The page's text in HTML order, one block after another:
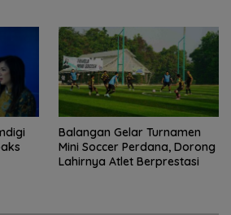
Balangan Gelar Turnamen
Mini Soccer Perdana, Dorong
Lahirnya Atlet Berprestasi